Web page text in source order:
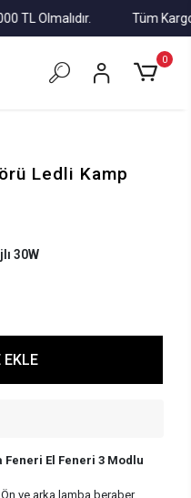
Tüm Kargolar
0
Ledli Kamp
30W
EKLE
Feneri El Feneri 3 Modlu
ve arka lamba beraber